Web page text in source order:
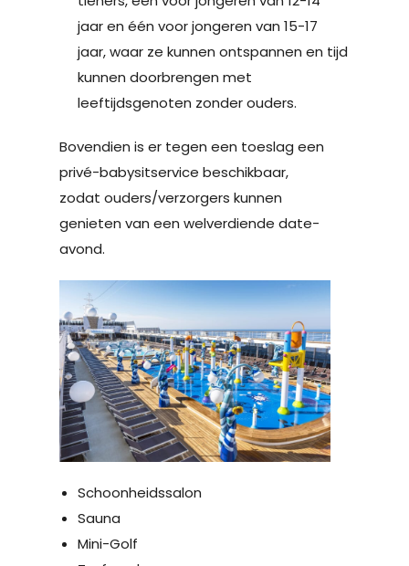
jaar en één voor jongeren van 15-17
jaar, waar ze kunnen ontspannen en tijd
kunnen doorbrengen met
leeftijdsgenoten zonder ouders.
Bovendien is er tegen een toeslag een
privé-babysitservice beschikbaar,
zodat ouders/verzorgers kunnen
genieten van een welverdiende date-
avond.
Schoonheidssalon
Sauna
Mini-Golf